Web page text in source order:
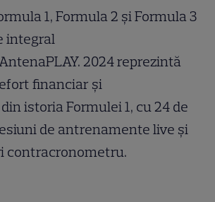
1, Formula 2 şi Formula 3
integral
2024 reprezintă
financiar şi
istoria Formulei 1, cu 24 de
de antrenamente live şi
contracronometru.